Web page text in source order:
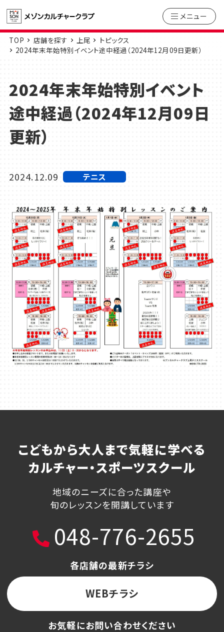
メニュー
TOP 店舗を探す 上尾
トピックス
2024年末年始特別イベント途中経過（2024年12月09日更新）
2024年末年始特別イベント
途中経過（2024年12月09日
更新）
2024.12.09 テニス
こどもから大人まで気軽に学べる
カルチャー・スポーツスクール
地域のニーズに合った講座や
旬のレッスンを開講しています
048-776-2655
各店舗の最新チラシ
WEBチラシ
お気軽にお問い合わせください